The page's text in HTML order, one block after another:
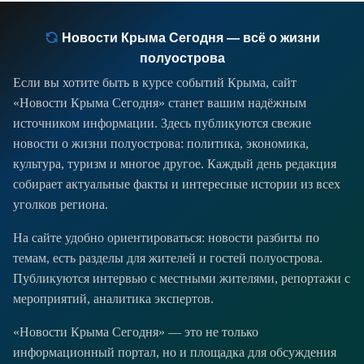
Новости Крыма Сегодня — всё о жизни
полуострова
Если вы хотите быть в курсе событий Крыма, сайт
«Новости Крыма Сегодня» станет вашим надёжным
источником информации. Здесь публикуются свежие
новости о жизни полуострова: политика, экономика,
культура, туризм и многое другое. Каждый день редакция
собирает актуальные факты и интересные истории из всех
уголков региона.
На сайте удобно ориентироваться: новости разбиты по
темам, есть разделы для жителей и гостей полуострова.
Публикуются интервью с местными жителями, репортажи с
мероприятий, аналитика экспертов.
«Новости Крыма Сегодня» — это не только
информационный портал, но и площадка для обсуждения